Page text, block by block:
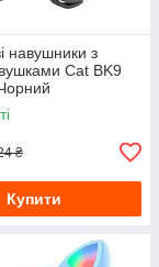
навушники з
Cat BK9
₴
Купити